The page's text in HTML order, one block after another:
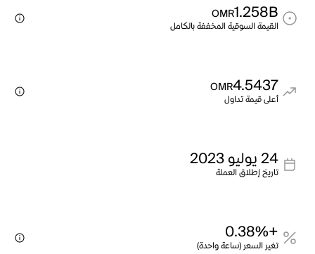
1.258B
OMR
القيمة السوقية المخففة بالكامل
4.5437
OMR
أعلى قيمة تداول
24 يوليو 2023
تاريخ إطلاق العملة
+0.38%
تغير السعر (ساعة واحدة)